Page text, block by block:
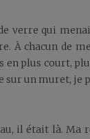
verre qui
À chacun de
plus court,
sur un muret, je
il était là. Ma